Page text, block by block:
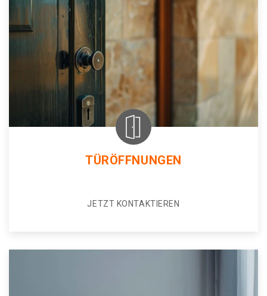
TÜRÖFFNUNGEN
JETZT KONTAKTIEREN